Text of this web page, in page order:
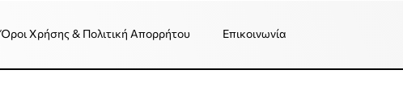
Όροι Χρήσης & Πολιτική Απορρήτου Επικοινωνία